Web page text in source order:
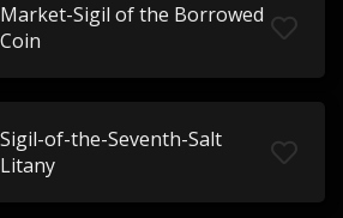
Market-Sigil of the Borrowed
Coin
Sigil-of-the-Seventh-Salt
Litany